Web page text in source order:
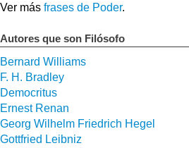
Ver más frases de Poder.
Autores que son Filósofo
Bernard Williams
F. H. Bradley
Democritus
Ernest Renan
Georg Wilhelm Friedrich Hegel
Gottfried Leibniz